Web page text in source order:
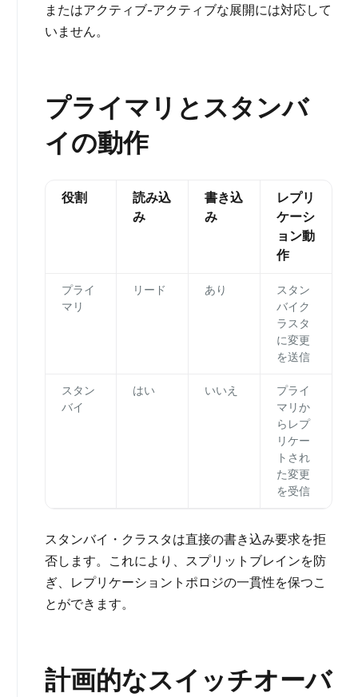
またはアクティブ-アクティブな展開には対応して
いません。
プライマリとスタンバ
イの動作
役割
読み込
み
書き込
み
レプリ
ケーシ
ョン動
作
プライ
マリ
リード あり
スタン
バイク
ラスタ
に変更
を送信
スタン
バイ
はい いいえ
プライ
マリか
らレプ
リケー
トされ
た変更
を受信
スタンバイ・クラスタは直接の書き込み要求を拒
否します。これにより、スプリットブレインを防
ぎ、レプリケーショントポロジの一貫性を保つこ
とができます。
計画的なスイッチオーバ